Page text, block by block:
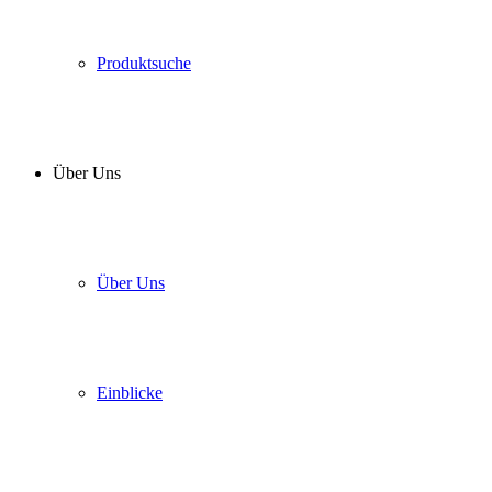
Produktsuche
Über Uns
Über Uns
Einblicke